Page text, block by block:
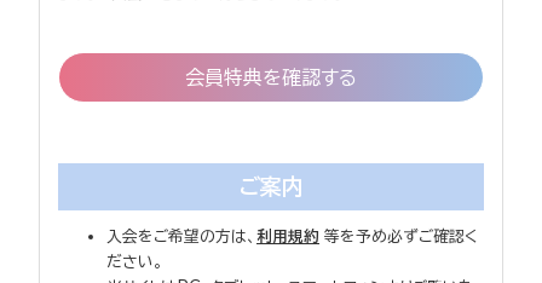
会員特典を確認する
ご案内
入会をご希望の方は、 利用規約 等を予め必ずご確認く
ださい。